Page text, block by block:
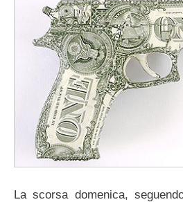
La scorsa domenica,